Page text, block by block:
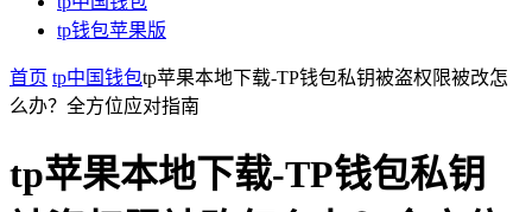
tp钱包苹果版
首页 tp中国钱包tp苹果本地下载-TP钱包私钥被盗权限被改怎
么办？全方位应对指南
tp苹果本地下载-TP钱包私钥